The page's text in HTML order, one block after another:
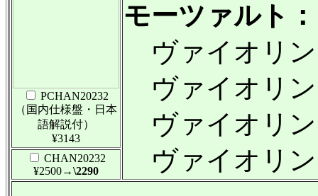
PCHAN20232
（国内仕様盤・日本
語解説付）
¥3143
モーツァルト
ヴァイオリン
ヴァイオリン
ヴァイオリン
ヴァイオリン
CHAN20232
¥2500→\2290